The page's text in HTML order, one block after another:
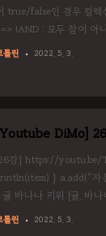
true/false인 경우 컬렉
!AND : 모두 참이 아
} : 조건 검색값이 없을
틀린 2022. 5. 3.
DiMo]
강] https://youtu.be/
} a.add("자
귤 바나나 키위 [귤, 바
철수", 345 to "홍길동
틀린 2022. 5. 3.